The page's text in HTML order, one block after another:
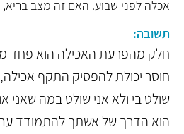
אכלה לפני שבוע. האם זה מצב
תשובה:
חלק מהפרעת האכילה הוא פחד
חוסר יכולת להפסיק התקף
שולט בי ולא אני שולט במה שאני
הוא הדרך של אשתך להתמודד